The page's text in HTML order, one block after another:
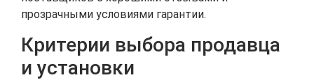
прозрачными условиями гарантии.
Критерии выбора продавца
и установки